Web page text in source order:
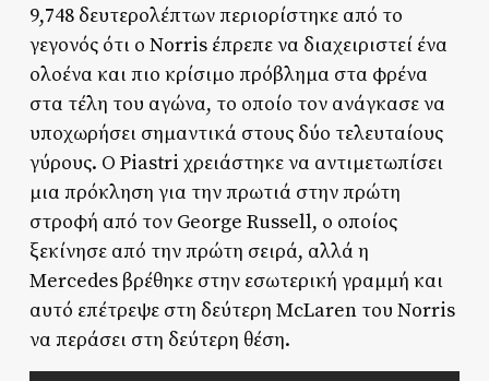
9,748 δευτερολέπτων περιορίστηκε από το
γεγονός ότι ο Norris έπρεπε να διαχειριστεί ένα
ολοένα και πιο κρίσιμο πρόβλημα στα φρένα
στα τέλη του αγώνα, το οποίο τον ανάγκασε να
υποχωρήσει σημαντικά στους δύο τελευταίους
γύρους. Ο Piastri χρειάστηκε να αντιμετωπίσει
μια πρόκληση για την πρωτιά στην πρώτη
στροφή από τον George Russell, ο οποίος
ξεκίνησε από την πρώτη σειρά, αλλά η
Mercedes βρέθηκε στην εσωτερική γραμμή και
αυτό επέτρεψε στη δεύτερη McLaren του Norris
να περάσει στη δεύτερη θέση.